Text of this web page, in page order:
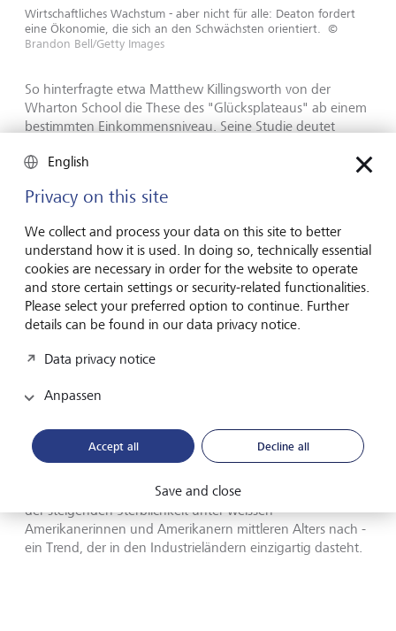
Wirtschaftliches Wachstum - aber nicht für alle: Deaton fordert
eine Ökonomie, die sich an den Schwächsten orientiert.
©
Brandon Bell/Getty Images
So hinterfragte etwa Matthew Killingsworth von der
Wharton School die These des "Glücksplateaus" ab einem
bestimmten Einkommensniveau. Seine Studie deutet
Bevölkerung zutreffen dürfte.
In der Folge starteten Killingsworth und Kahneman einen
neuen Versuch, dem Geheimnis auf die Spur zu kommen.
Resultat: Mit dem Einkommen nehmen Glück und
Lebenszufriedenheit tendenziell zu - nur bei den
Unglücklichsten nicht.
In seiner Nobelpreis-Autobiografie kommentierte Deaton
die Ergebnisse trocken auf Gawker.com: "Die Wissenschaft
zeigt: Armut ist schlimm."
"Tod aus Verzweiflung"
Deaton ist immer wieder für einen markanten Spruch gut.
Gemeinsam mit seiner Frau, Ökonömin Anne Case, ging er
der steigenden Sterblichkeit unter weissen
Amerikanerinnen und Amerikanern mittleren Alters nach -
ein Trend, der in den Industrieländern einzigartig dasteht.
English
Privacy on this site
We collect and process your data on this site to better
understand how it is used. In doing so, technically essential
cookies are necessary in order for the website to operate
and store certain settings or security-related functionalities.
Please select your preferred option to continue. Further
details can be found in our data privacy notice.
Data privacy notice
Anpassen
Accept all Decline all
Save and close